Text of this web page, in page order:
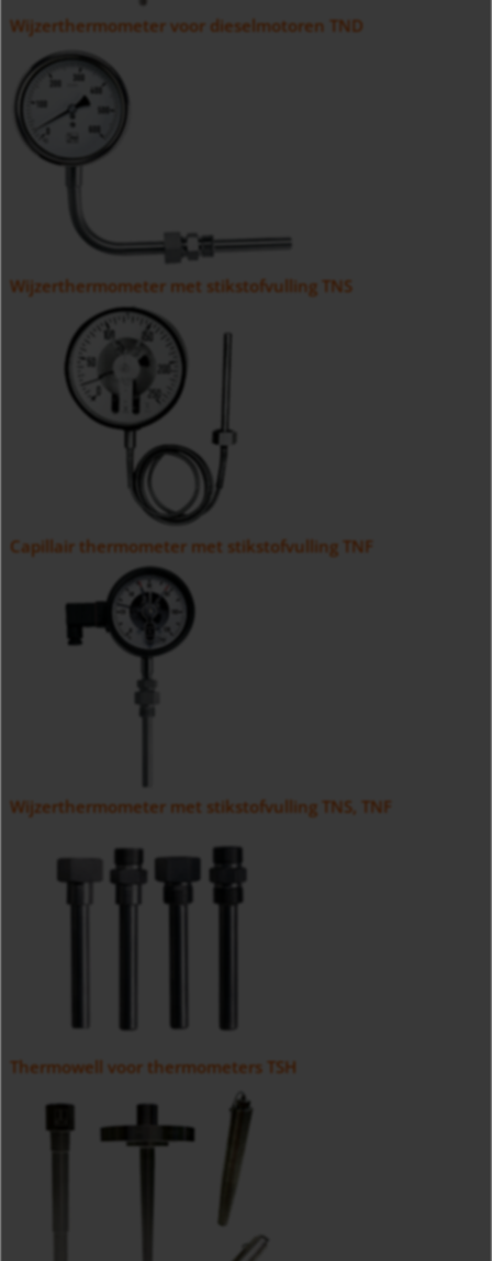
Wijzerthermometer voor dieselmotoren TND
Wijzerthermometer met stikstofvulling TNS
Capillair thermometer met stikstofvulling TNF
Wijzerthermometer met stikstofvulling TNS, TNF
Thermowell voor thermometers TSH